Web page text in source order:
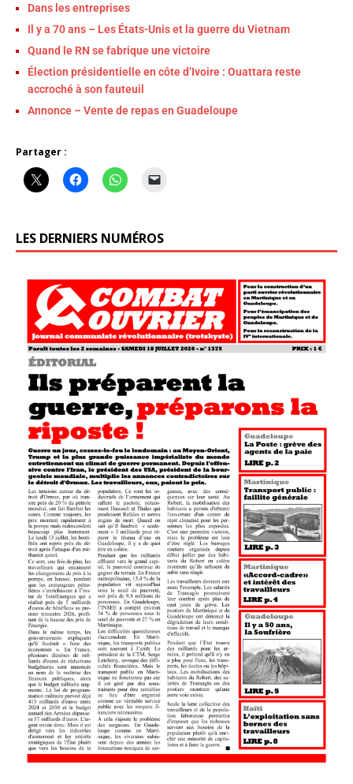
Dans les entreprises
Il y a 70 ans – Les États-Unis et la guerre du Vietnam
Quand le RN se fabrique une victoire
Élection présidentielle en côte d’Ivoire : Ouattara reste
accroché à son fauteuil
Annonce – Vente de repas en Guadeloupe
Partager :
LES DERNIERS NUMÉROS